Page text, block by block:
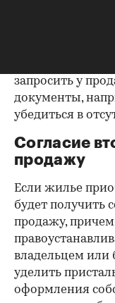
запросить у
документы,
убедиться в
Согласие
продажу
Если жилье
будет получить
продажу,
владельцем или
уделить
оформления